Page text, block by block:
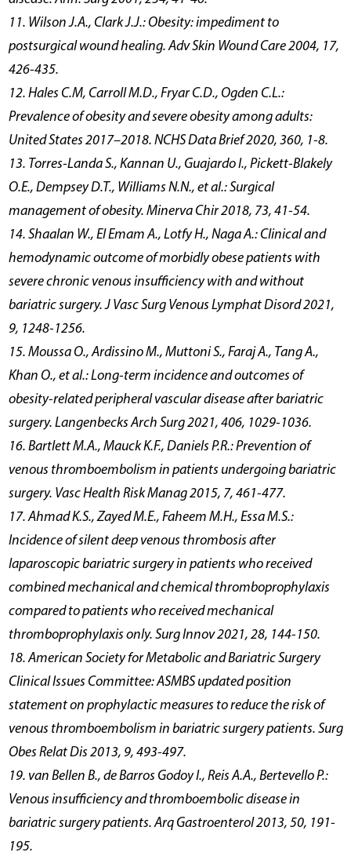
11. Wilson J.A., Clark J.J.: Obesity: impediment to
postsurgical wound healing. Adv Skin Wound Care 2004, 17,
426-435.
12. Hales C.M, Carroll M.D., Fryar C.D., Ogden C.L.:
Prevalence of obesity and severe obesity among adults:
United States 2017–2018. NCHS Data Brief 2020, 360, 1-8.
13. Torres-Landa S., Kannan U., Guajardo I., Pickett-Blakely
O.E., Dempsey D.T., Williams N.N., et al.: Surgical
management of obesity. Minerva Chir 2018, 73, 41-54.
14. Shaalan W., El Emam A., Lotfy H., Naga A.: Clinical and
hemodynamic outcome of morbidly obese patients with
severe chronic venous insufficiency with and without
bariatric surgery. J Vasc Surg Venous Lymphat Disord 2021,
9, 1248-1256.
15. Moussa O., Ardissino M., Muttoni S., Faraj A., Tang A.,
Khan O., et al.: Long-term incidence and outcomes of
obesity-related peripheral vascular disease after bariatric
surgery. Langenbecks Arch Surg 2021, 406, 1029-1036.
16. Bartlett M.A., Mauck K.F., Daniels P.R.: Prevention of
venous thromboembolism in patients undergoing bariatric
surgery. Vasc Health Risk Manag 2015, 7, 461-477.
17. Ahmad K.S., Zayed M.E., Faheem M.H., Essa M.S.:
Incidence of silent deep venous thrombosis after
laparoscopic bariatric surgery in patients who received
combined mechanical and chemical thromboprophylaxis
compared to patients who received mechanical
thromboprophylaxis only. Surg Innov 2021, 28, 144-150.
18. American Society for Metabolic and Bariatric Surgery
Clinical Issues Committee: ASMBS updated position
statement on prophylactic measures to reduce the risk of
venous thromboembolism in bariatric surgery patients. Surg
Obes Relat Dis 2013, 9, 493-497.
19. van Bellen B., de Barros Godoy I., Reis A.A., Bertevello P.:
Venous insufficiency and thromboembolic disease in
bariatric surgery patients. Arq Gastroenterol 2013, 50, 191-
195.